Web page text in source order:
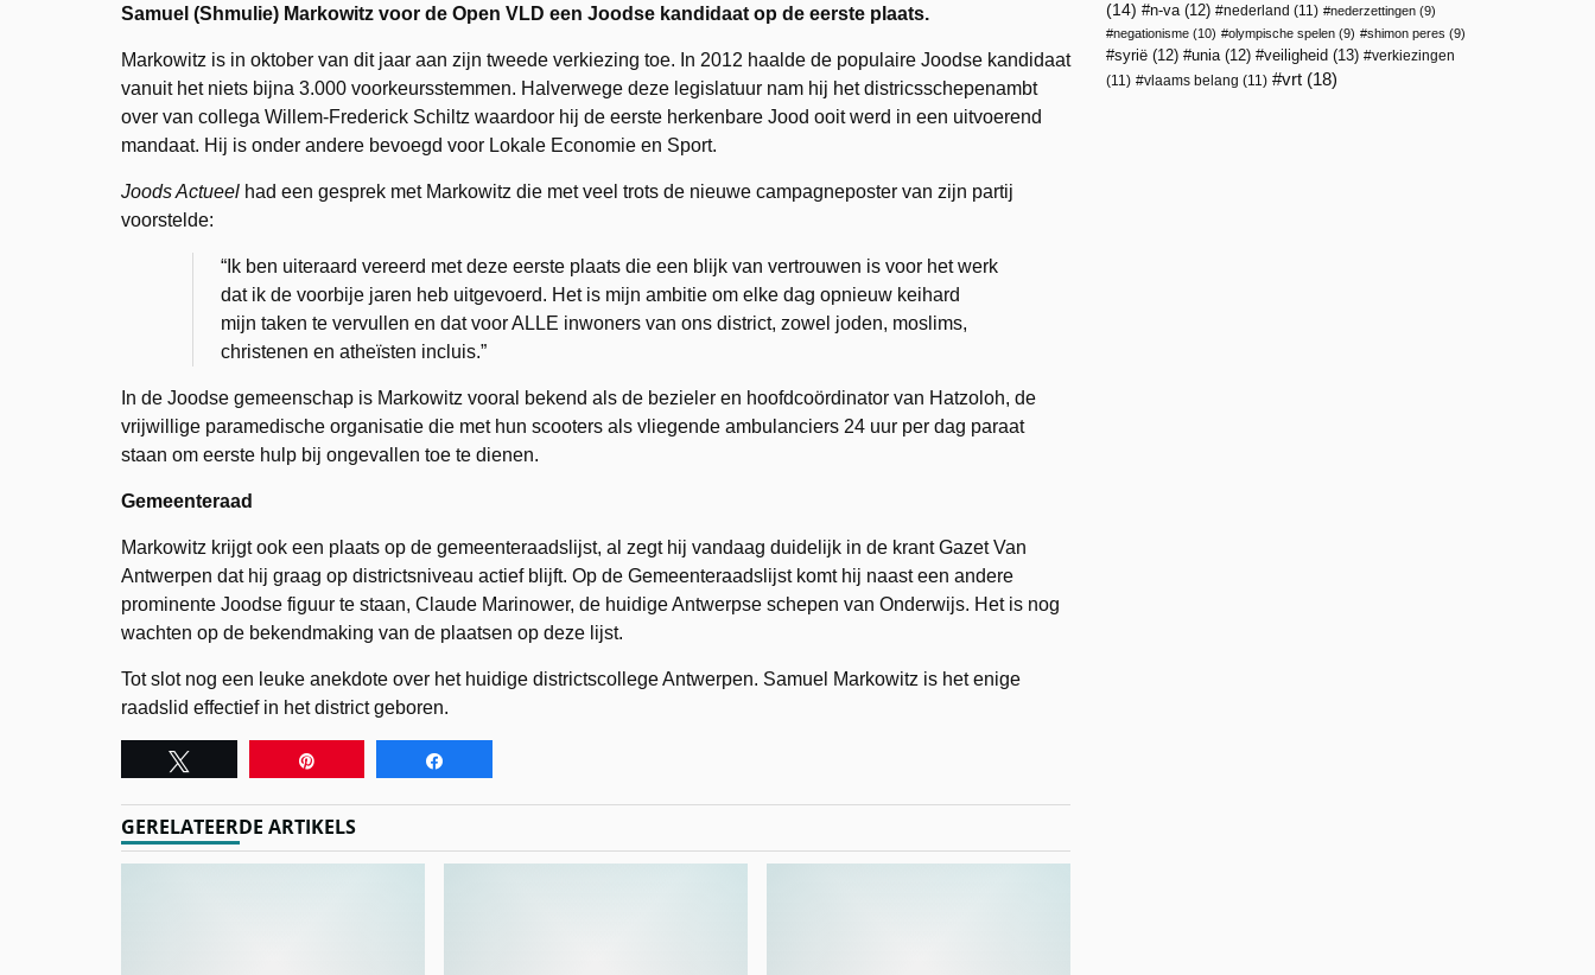
Samuel (Shmulie) Markowitz voor de Open VLD een Joodse kandidaat op de eerste plaats.
Markowitz is in oktober van dit jaar aan zijn tweede verkiezing toe. In 2012 haalde de populaire Joodse kandidaat
vanuit het niets bijna 3.000 voorkeursstemmen. Halverwege deze legislatuur nam hij het districsschepenambt
over van collega Willem-Frederick Schiltz waardoor hij de eerste herkenbare Jood ooit werd in een uitvoerend
mandaat. Hij is onder andere bevoegd voor Lokale Economie en Sport.
Joods Actueel had een gesprek met Markowitz die met veel trots de nieuwe campagneposter van zijn partij
voorstelde:
“Ik ben uiteraard vereerd met deze eerste plaats die een blijk van vertrouwen is voor het werk
dat ik de voorbije jaren heb uitgevoerd. Het is mijn ambitie om elke dag opnieuw keihard
mijn taken te vervullen en dat voor ALLE inwoners van ons district, zowel joden, moslims,
christenen en atheïsten incluis.”
In de Joodse gemeenschap is Markowitz vooral bekend als de bezieler en hoofdcoördinator van Hatzoloh, de
vrijwillige paramedische organisatie die met hun scooters als vliegende ambulanciers 24 uur per dag paraat
staan om eerste hulp bij ongevallen toe te dienen.
Gemeenteraad
Markowitz krijgt ook een plaats op de gemeenteraadslijst, al zegt hij vandaag duidelijk in de krant Gazet Van
Antwerpen dat hij graag op districtsniveau actief blijft. Op de Gemeenteraadslijst komt hij naast een andere
prominente Joodse figuur te staan, Claude Marinower, de huidige Antwerpse schepen van Onderwijs. Het is nog
wachten op de bekendmaking van de plaatsen op deze lijst.
Tot slot nog een leuke anekdote over het huidige districtscollege Antwerpen. Samuel Markowitz is het enige
raadslid effectief in het district geboren.
GERELATEERDE ARTIKELS
(14)
n-va(12) nederland (11) nederzettingen (9)
negationisme (10) olympische spelen (9) shimon peres (9)
syrië (12) unia(12) veiligheid (13)
verkiezingen
(11)
vlaams belang (11) vrt (18)